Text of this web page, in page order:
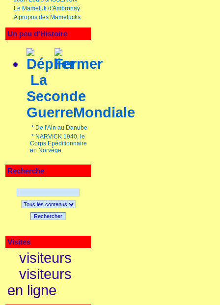
Le Mameluk d'Ambronay
A propos des Mamelucks
Un peu d'Histoire
La
Seconde
GuerreMondiale
* De l'Ain au Danube
* NARVICK 1940, le
Corps Epéditionnaire
en Norvège
Recherche
Rechercher
Visites
visiteurs
visiteurs
en ligne